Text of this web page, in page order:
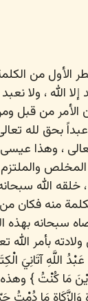
الأول من
إلا الله ، ولا
من قبل
بحق لله
، وهذا
خلقه الله
بكلمة منه فكان
سبحانه بهذه
بأمر الله
اللَّهِ آتَانِيَ
مَا كُنْتُ } وهذه